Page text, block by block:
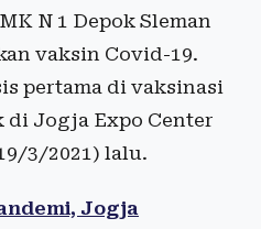
N 1 Depok Sleman
vaksin Covid-19.
pertama di vaksinasi
di Jogja Expo Center
3/2021) lalu.
Jogja